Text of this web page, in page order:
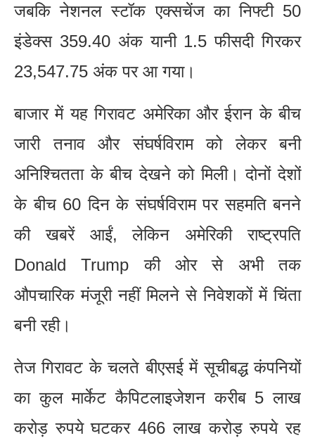
जबकि नेशनल स्टॉक एक्सचेंज का निफ्टी 50
इंडेक्स 359.40 अंक यानी 1.5 फीसदी गिरकर
23,547.75 अंक पर आ गया।
बाजार में यह गिरावट अमेरिका और ईरान के बीच
जारी तनाव और संघर्षविराम को लेकर बनी
अनिश्चितता के बीच देखने को मिली। दोनों देशों
के बीच 60 दिन के संघर्षविराम पर सहमति बनने
की खबरें आईं, लेकिन अमेरिकी राष्ट्रपति
Donald Trump की ओर से अभी तक
औपचारिक मंजूरी नहीं मिलने से निवेशकों में चिंता
बनी रही।
तेज गिरावट के चलते बीएसई में सूचीबद्ध कंपनियों
का कुल मार्केट कैपिटलाइजेशन करीब 5 लाख
करोड़ रुपये घटकर 466 लाख करोड़ रुपये रह